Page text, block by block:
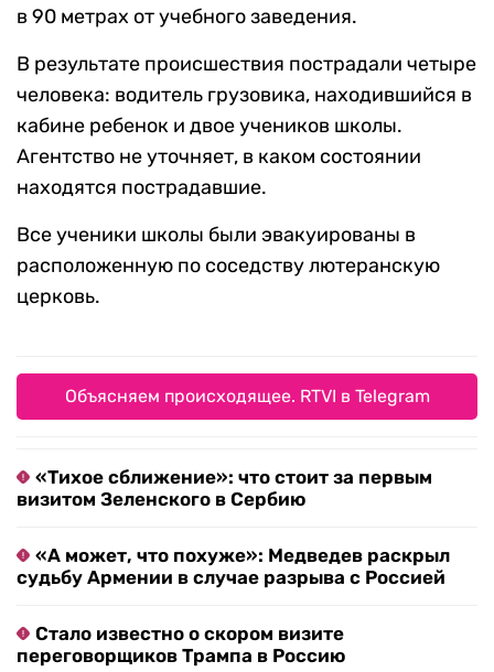
в 90 метрах от учебного заведения.
В результате происшествия пострадали четыре
человека: водитель грузовика, находившийся в
кабине ребенок и двое учеников школы.
Агентство не уточняет, в каком состоянии
находятся пострадавшие.
Все ученики школы были эвакуированы в
расположенную по соседству лютеранскую
церковь.
Объясняем происходящее. RTVI в Telegram
«Тихое сближение»: что стоит за первым
визитом Зеленского в Сербию
«А может, что похуже»: Медведев раскрыл
судьбу Армении в случае разрыва с Россией
Стало известно о скором визите
переговорщиков Трампа в Россию